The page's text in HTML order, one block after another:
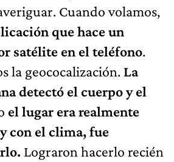
Cuando volamos,
que hace un
satélite en el teléfono.
la geococalización. La
detectó el cuerpo y el
el lugar era realmente
con el clima, fue
Lograron hacerlo recién